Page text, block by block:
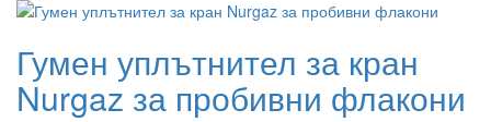
Гумен уплътнител за кран
Nurgaz за пробивни флакони